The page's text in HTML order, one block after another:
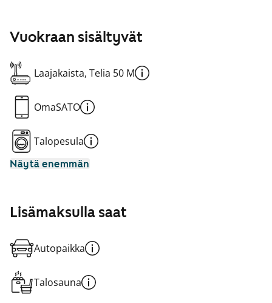
Vuokraan sisältyvät
Laajakaista, Telia 50 M
OmaSATO
Talopesula
Näytä enemmän
Lisämaksulla saat
Autopaikka
Talosauna